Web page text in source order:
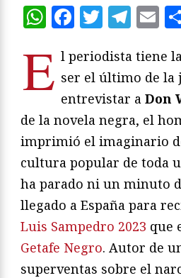
WhatsApp
Facebook
Twitter
E l periodista tiene
ser el último de la
entrevistar a Don
de la novela negra, el
imprimió el imaginario
cultura popular de toda
ha parado ni un minuto
llegado a España para
Luis Sampedro 2023 que
Getafe Negro. Autor de
superventas sobre el